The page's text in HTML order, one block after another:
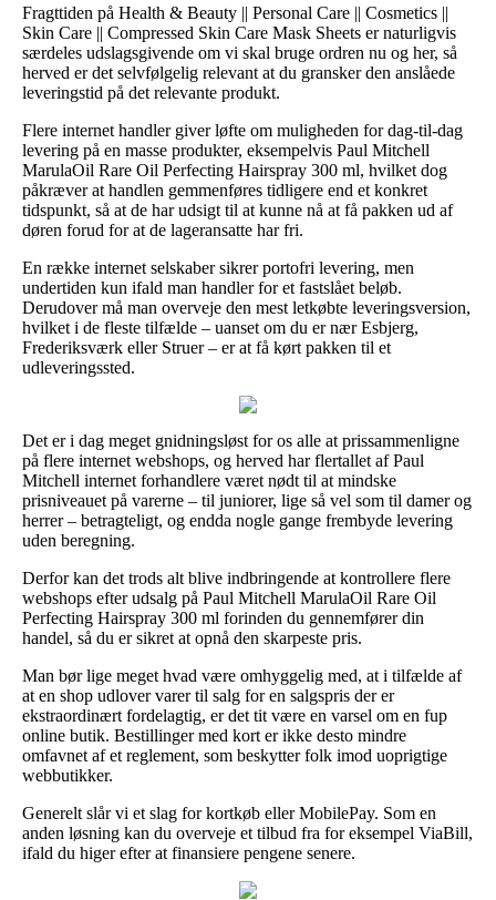
Fragttiden på Health & Beauty || Personal Care || Cosmetics ||
Skin Care || Compressed Skin Care Mask Sheets er naturligvis
særdeles udslagsgivende om vi skal bruge ordren nu og her, så
herved er det selvfølgelig relevant at du gransker den anslåede
leveringstid på det relevante produkt.
Flere internet handler giver løfte om muligheden for dag-til-dag
levering på en masse produkter, eksempelvis Paul Mitchell
MarulaOil Rare Oil Perfecting Hairspray 300 ml, hvilket dog
påkræver at handlen gemmenføres tidligere end et konkret
tidspunkt, så at de har udsigt til at kunne nå at få pakken ud af
døren forud for at de lageransatte har fri.
En række internet selskaber sikrer portofri levering, men
undertiden kun ifald man handler for et fastslået beløb.
Derudover må man overveje den mest letkøbte leveringsversion,
hvilket i de fleste tilfælde – uanset om du er nær Esbjerg,
Frederiksværk eller Struer – er at få kørt pakken til et
udleveringssted.
Det er i dag meget gnidningsløst for os alle at prissammenligne
på flere internet webshops, og herved har flertallet af Paul
Mitchell internet forhandlere været nødt til at mindske
prisniveauet på varerne – til juniorer, lige så vel som til damer og
herrer – betragteligt, og endda nogle gange frembyde levering
uden beregning.
Derfor kan det trods alt blive indbringende at kontrollere flere
webshops efter udsalg på Paul Mitchell MarulaOil Rare Oil
Perfecting Hairspray 300 ml forinden du gennemfører din
handel, så du er sikret at opnå den skarpeste pris.
Man bør lige meget hvad være omhyggelig med, at i tilfælde af
at en shop udlover varer til salg for en salgspris der er
ekstraordinært fordelagtig, er det tit være en varsel om en fup
online butik. Bestillinger med kort er ikke desto mindre
omfavnet af et reglement, som beskytter folk imod uoprigtige
webbutikker.
Generelt slår vi et slag for kortkøb eller MobilePay. Som en
anden løsning kan du overveje et tilbud fra for eksempel ViaBill,
ifald du higer efter at finansiere pengene senere.